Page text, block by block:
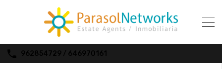
962854729 / 646970161